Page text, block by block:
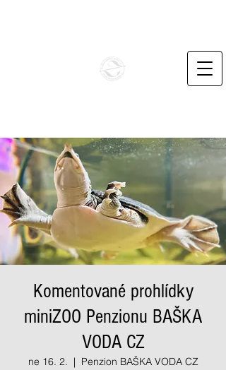
Komentované prohlídky
miniZOO Penzionu BAŠKA
VODA CZ
ne 16. 2.
  |
Penzion BAŠKA VODA CZ